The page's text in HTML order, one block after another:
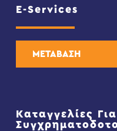
E-Services
ΜΕΤΑΒΑΣΗ
Καταγγελίες Για